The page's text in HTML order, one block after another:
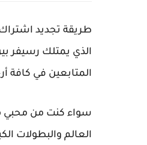
المتابعين في كافة
سواء كنت من محبي
العالم والبطولات